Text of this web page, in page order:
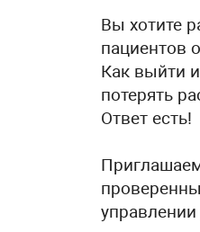
Вы хотите
пациентов
Как выйти
потерять
Ответ есть!